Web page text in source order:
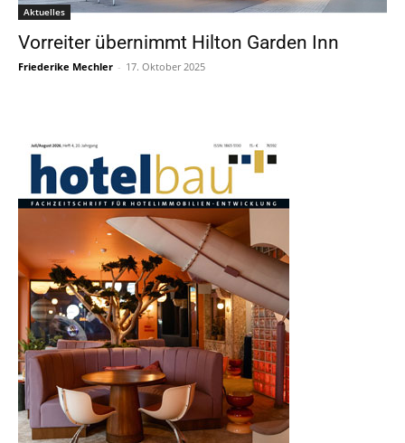
Aktuelles
Vorreiter übernimmt Hilton Garden Inn
Friederike Mechler - 17. Oktober 2025